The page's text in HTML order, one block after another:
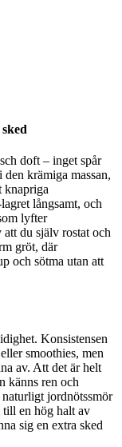
doft – inget spår
krämiga massan,
knapriga
långsamt, och
lyfter
att du själv rostat och
gröt, där
och sötma utan att
Konsistensen
smoothies, men
av. Att det är helt
känns ren och
jordnötssmör
till en hög halt av
sig en extra sked